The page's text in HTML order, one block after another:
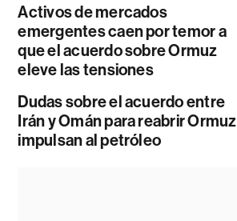
Activos de mercados
emergentes caen por temor a
que el acuerdo sobre Ormuz
eleve las tensiones
Dudas sobre el acuerdo entre
Irán y Omán para reabrir Ormuz
impulsan al petróleo